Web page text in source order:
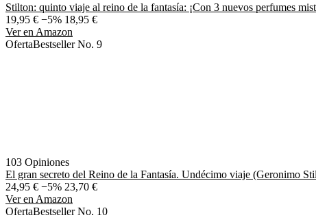
Stilton: quinto viaje al reino de la fantasía: ¡Con 3 nuevos perfumes
19,95 € −5% 18,95 €
Ver en Amazon
OfertaBestseller No. 9
103 Opiniones
El gran secreto del Reino de la Fantasía. Undécimo viaje (Geronimo
24,95 € −5% 23,70 €
Ver en Amazon
OfertaBestseller No. 10